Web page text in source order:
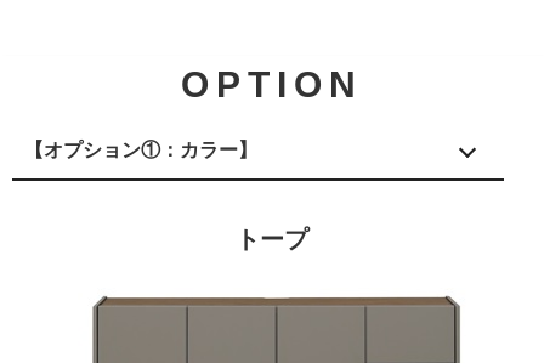
OPTION
【オプション①：カラー】
トープ